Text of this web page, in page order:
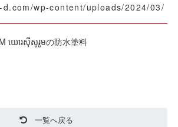
wp-content/uploads/2024/03/
យោរស៊ីសូរូមの防水塗料
一覧へ戻る